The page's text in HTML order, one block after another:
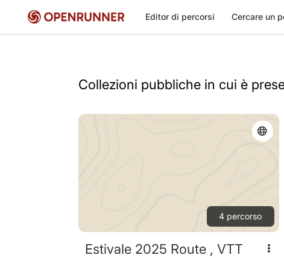
Editor di percorsi Cercare un
Collezioni pubbliche in cui è
4 percorso
Estivale 2025 Route , VTT